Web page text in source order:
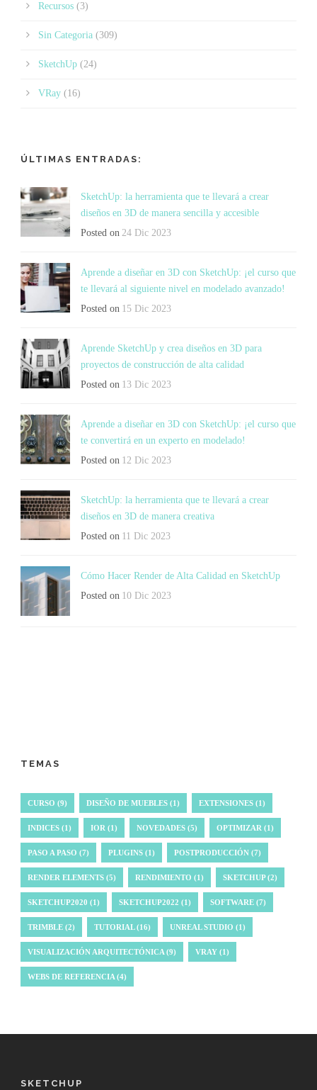
Recursos (3)
Sin Categoria (309)
SketchUp (24)
VRay (16)
ÚLTIMAS ENTRADAS:
SketchUp: la herramienta que te llevará a crear
diseños en 3D de manera sencilla y accesible
Posted on 24 Dic 2023
Aprende a diseñar en 3D con SketchUp: ¡el curso que
te llevará al siguiente nivel en modelado avanzado!
Posted on 15 Dic 2023
Aprende SketchUp y crea diseños en 3D para
proyectos de construcción de alta calidad
Posted on 13 Dic 2023
Aprende a diseñar en 3D con SketchUp: ¡el curso que
te convertirá en un experto en modelado!
Posted on 12 Dic 2023
SketchUp: la herramienta que te llevará a crear
diseños en 3D de manera creativa
Posted on 11 Dic 2023
Cómo Hacer Render de Alta Calidad en SketchUp
Posted on 10 Dic 2023
TEMAS
CURSO (9) DISEÑO DE MUEBLES (1) EXTENSIONES (1)
INDICES (1) IOR (1) NOVEDADES (5) OPTIMIZAR (1)
PASO A PASO (7) PLUGINS (1) POSTPRODUCCIÓN (7)
RENDER ELEMENTS (5) RENDIMIENTO (1) SKETCHUP(2)
SKETCHUP2020 (1) SKETCHUP2022 (1) SOFTWARE (7)
TRIMBLE (2) TUTORIAL(16) UNREAL STUDIO (1)
VISUALIZACIÓN ARQUITECTÓNICA (9) VRAY (1)
WEBS DE REFERENCIA (4)
SKETCHUP